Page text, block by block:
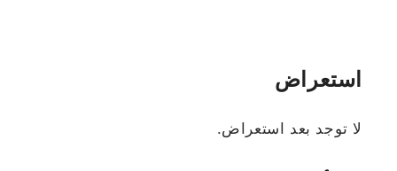
استعراض
لا توجد بعد استعراض.